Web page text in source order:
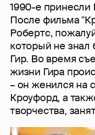
1990-е принесли
После фильма
Робертс,
который не знал
Гир. Во время
жизни Гира
– он женился на
Кроуфорд, а
творчества,